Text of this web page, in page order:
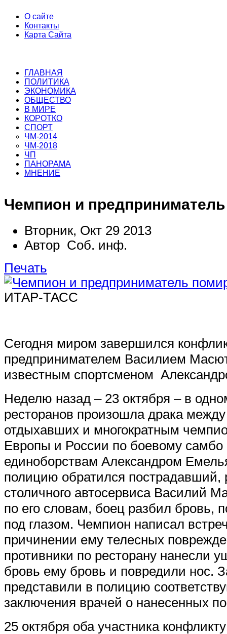
О сайте
Контакты
Карта Сайта
ГЛАВНАЯ
ПОЛИТИКА
ЭКОНОМИКА
ОБЩЕСТВО
В МИРЕ
КОРОТКО
СПОРТ
ЧМ-2014
ЧМ-2018
ЧП
ПАНОРАМА
МНЕНИЕ
Чемпион и
Вторник, Окт 29 2013
Автор Соб. инф.
Печать
ИТАР-ТАСС
Сегодня миром завершился
предпринимателем Василием
известным спортсменом
Неделю назад – 23 октября – в
ресторанов произошла драка
отдыхавших и многократным
Европы и России по боевому
единоборствам Александром
полицию обратился пострадавший,
столичного автосервиса Василий
по его словам, боец разбил бровь,
под глазом. Чемпион написал
причинении ему телесных
противники по ресторану нанесли
бровь ему бровь и повредили нос.
представили в полицию
заключения врачей о нанесенных
25 октября оба участника